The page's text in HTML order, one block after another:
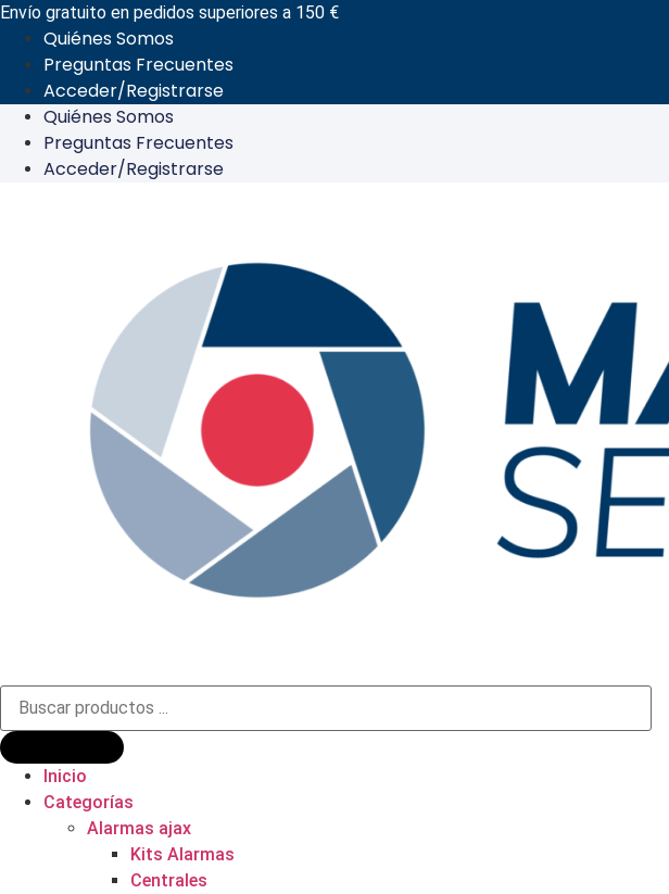
Ir
contenido
Envío gratuito en pedidos superiores a 150 €
Quiénes Somos
Preguntas Frecuentes
Acceder/Registrarse
Quiénes Somos
Preguntas Frecuentes
Acceder/Registrarse
Búsqueda
productos
Inicio
Categorías
Alarmas ajax
Kits Alarmas
Centrales